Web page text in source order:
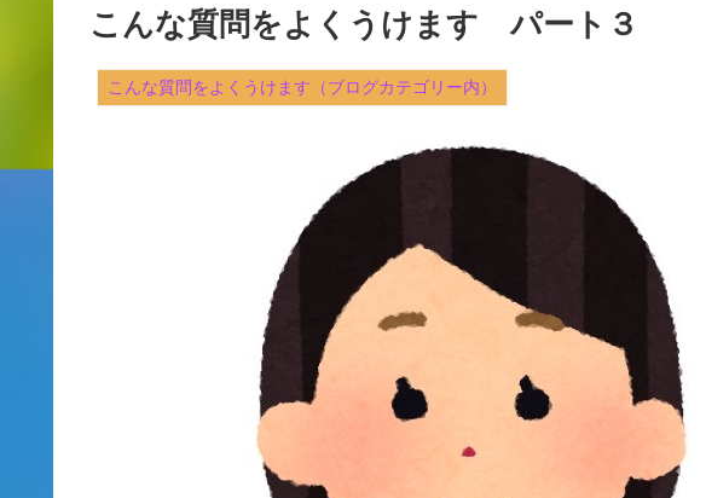
こんな質問をよくうけます パート３
こんな質問をよくうけます（ブログカテゴリー内）